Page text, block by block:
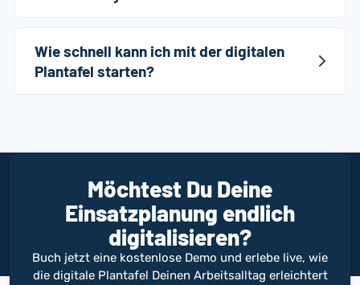
Wie schnell kann ich mit der digitalen
Plantafel starten?
Möchtest Du Deine
Einsatzplanung endlich
digitalisieren?
Buch jetzt eine kostenlose Demo und erlebe live, wie
die digitale Plantafel Deinen Arbeitsalltag erleichtert